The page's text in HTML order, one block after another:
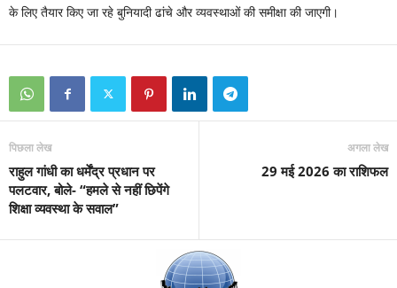
के लिए तैयार किए जा रहे बुनियादी ढांचे और व्यवस्थाओं की समीक्षा की जाएगी।
पिछला लेख
राहुल गांधी का धर्मेंद्र प्रधान पर
पलटवार, बोले- “हमले से नहीं छिपेंगे
शिक्षा व्यवस्था के सवाल”
अगला लेख
29 मई 2026 का राशिफल